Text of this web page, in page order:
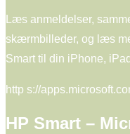
Læs anmeldelser,
skærmbilleder, og læs
Smart til din iPhone,
http s://
HP Smart –